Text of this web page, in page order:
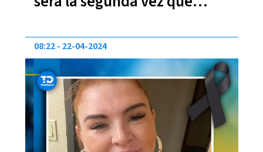
tiempo
08:22 22-04-2024